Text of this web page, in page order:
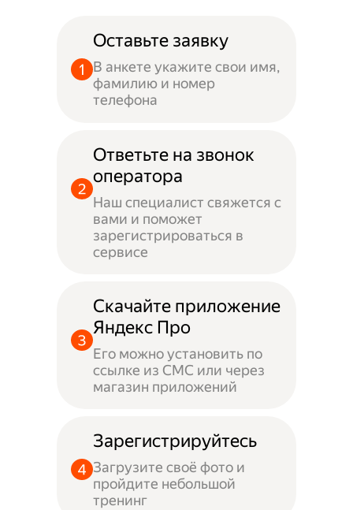
Оставьте заявку
В анкете укажите свои имя,
фамилию и номер
телефона
Ответьте на звонок
оператора
Наш специалист свяжется с
вами и поможет
зарегистрироваться в
сервисе
Скачайте приложение
Яндекс Про
Его можно установить по
ссылке из СМС или через
магазин приложений
Зарегистрируйтесь
Загрузите своё фото и
пройдите небольшой
тренинг